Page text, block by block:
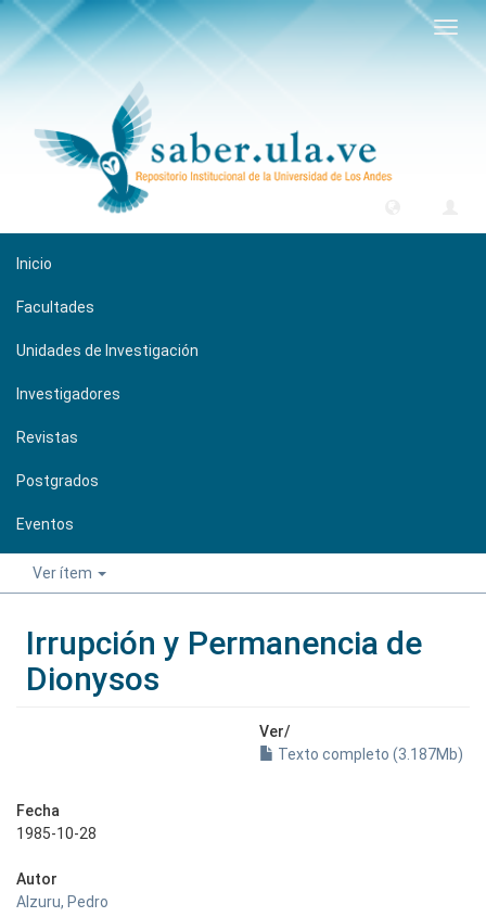
Inicio
Facultades
Unidades de Investigación
Investigadores
Revistas
Postgrados
Eventos
Ver ítem
Irrupción y Permanencia de
Dionysos
Ver/
Texto completo (3.187Mb)
Fecha
1985-10-28
Autor
Alzuru, Pedro